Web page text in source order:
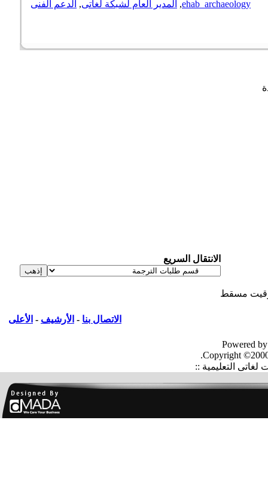
ehab_archaeology
,المدير العام لشبكة لغاتى ,الدعم الفنى
الانتقال السريع
مسقط
الاتصال بنا-الأرشيف-الأعلى
Powered
Copyright
التعليمية ::